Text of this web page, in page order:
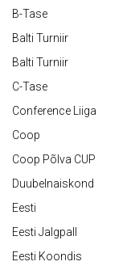
B-Tase
Balti Turniir
Balti Turniir
C-Tase
Conference Liiga
Coop
Coop Põlva CUP
Duubelnaiskond
Eesti
Eesti Jalgpall
Eesti Koondis